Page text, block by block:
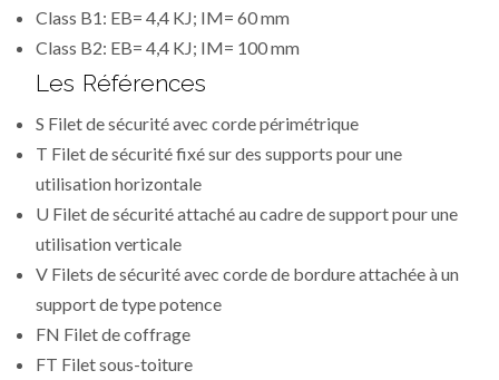
Class B1: EB= 4,4 KJ; IM= 60 mm
Class B2: EB= 4,4 KJ; IM= 100 mm
Les Références
S Filet de sécurité avec corde périmétrique
T Filet de sécurité fixé sur des supports pour une
utilisation horizontale
U Filet de sécurité attaché au cadre de support pour une
utilisation verticale
V Filets de sécurité avec corde de bordure attachée à un
support de type potence
FN Filet de coffrage
FT Filet sous-toiture